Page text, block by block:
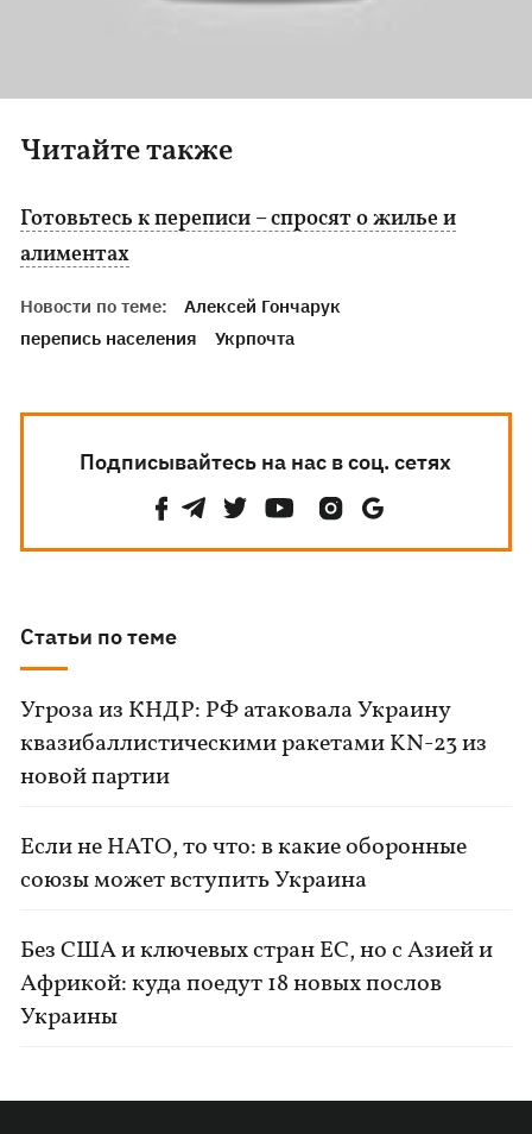
Читайте также
Готовьтесь к переписи – спросят о жилье и
алиментах
Новости по теме:
Алексей Гончарук
перепись населения
Укрпочта
Подписывайтесь на нас в соц. сетях
Статьи по теме
Угроза из КНДР: РФ атаковала Украину
квазибаллистическими ракетами KN-23 из
новой партии
Если не НАТО, то что: в какие оборонные
союзы может вступить Украина
Без США и ключевых стран ЕС, но с Азией и
Африкой: куда поедут 18 новых послов
Украины